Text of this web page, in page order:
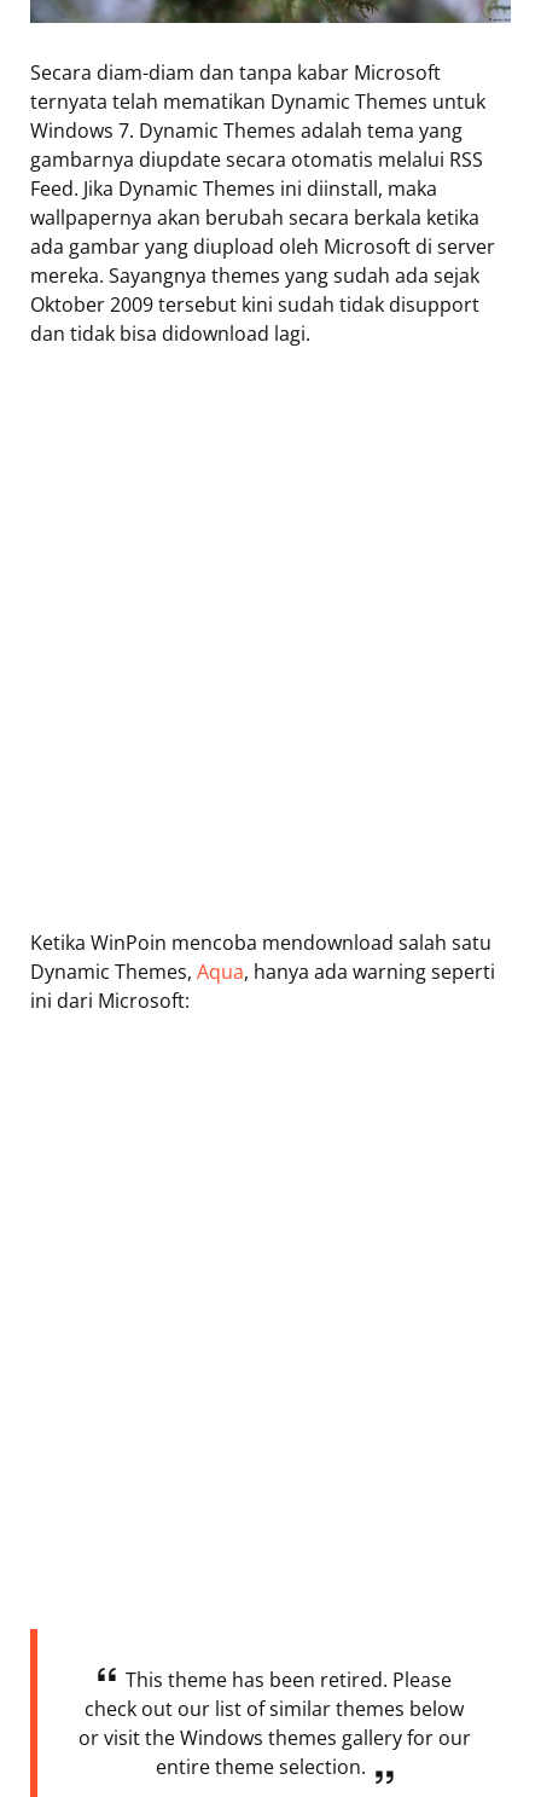
Secara diam-diam dan tanpa kabar Microsoft
ternyata telah mematikan Dynamic Themes untuk
Windows 7. Dynamic Themes adalah tema yang
gambarnya diupdate secara otomatis melalui RSS
Feed. Jika Dynamic Themes ini diinstall, maka
wallpapernya akan berubah secara berkala ketika
ada gambar yang diupload oleh Microsoft di server
mereka. Sayangnya themes yang sudah ada sejak
Oktober 2009 tersebut kini sudah tidak disupport
dan tidak bisa didownload lagi.
Ketika WinPoin mencoba mendownload salah satu
Dynamic Themes, Aqua, hanya ada warning seperti
ini dari Microsoft:
This theme has been retired. Please
check out our list of similar themes below
or visit the Windows themes gallery for our
entire theme selection.